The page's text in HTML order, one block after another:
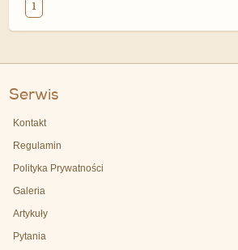
1
Serwis
Kontakt
Regulamin
Polityka Prywatności
Galeria
Artykuły
Pytania